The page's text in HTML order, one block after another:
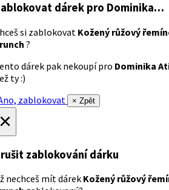
dárek pro Dominika…
si zablokovat Kožený růžový
?
dárek pak nekoupí pro Dominika
ty :)
zablokovat
× Zpět
zablokování dárku
nechceš mít dárek Kožený růžový